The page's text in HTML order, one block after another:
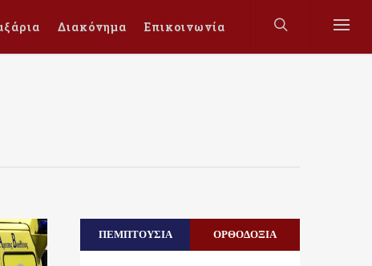
Διακόνημα Επικοινωνία
ΠΕΜΠΤΟΥΣΙΑ ΟΡΘΟΔΟΞΙΑ